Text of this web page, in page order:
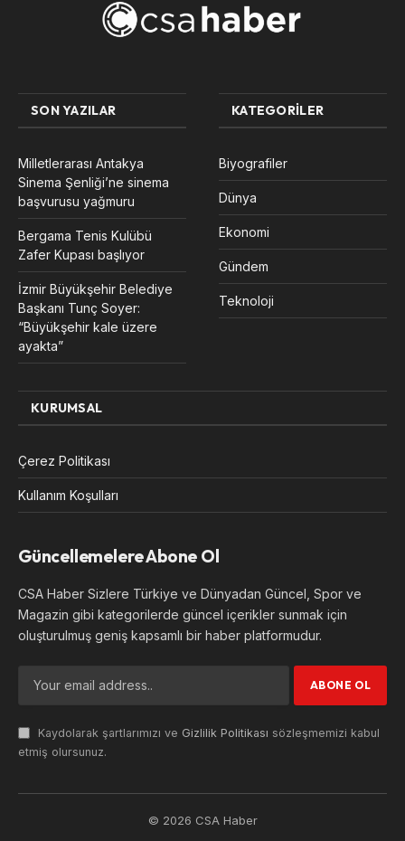
SON YAZILAR
Milletlerarası Antakya
Sinema Şenliği’ne sinema
başvurusu yağmuru
Bergama Tenis Kulübü
Zafer Kupası başlıyor
İzmir Büyükşehir Belediye
Başkanı Tunç Soyer:
“Büyükşehir kale üzere
ayakta”
KATEGORILER
Biyografiler
Dünya
Ekonomi
Gündem
Teknoloji
KURUMSAL
Çerez Politikası
Kullanım Koşulları
Güncellemelere Abone Ol
CSA Haber Sizlere Türkiye ve Dünyadan Güncel, Spor ve
Magazin gibi kategorilerde güncel içerikler sunmak için
oluşturulmuş geniş kapsamlı bir haber platformudur.
Kaydolarak şartlarımızı ve Gizlilik Politikası sözleşmemizi kabul
etmiş olursunuz.
© 2026 CSA Haber